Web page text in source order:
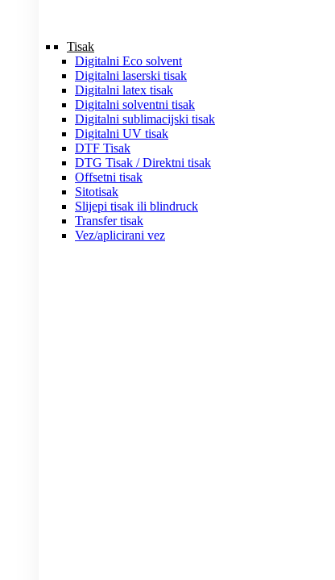
Tisak
Digitalni Eco solvent
Digitalni laserski tisak
Digitalni latex tisak
Digitalni solventni tisak
Digitalni sublimacijski tisak
Digitalni UV tisak
DTF Tisak
DTG Tisak / Direktni tisak
Offsetni tisak
Sitotisak
Slijepi tisak ili blindruck
Transfer tisak
Vez/aplicirani vez